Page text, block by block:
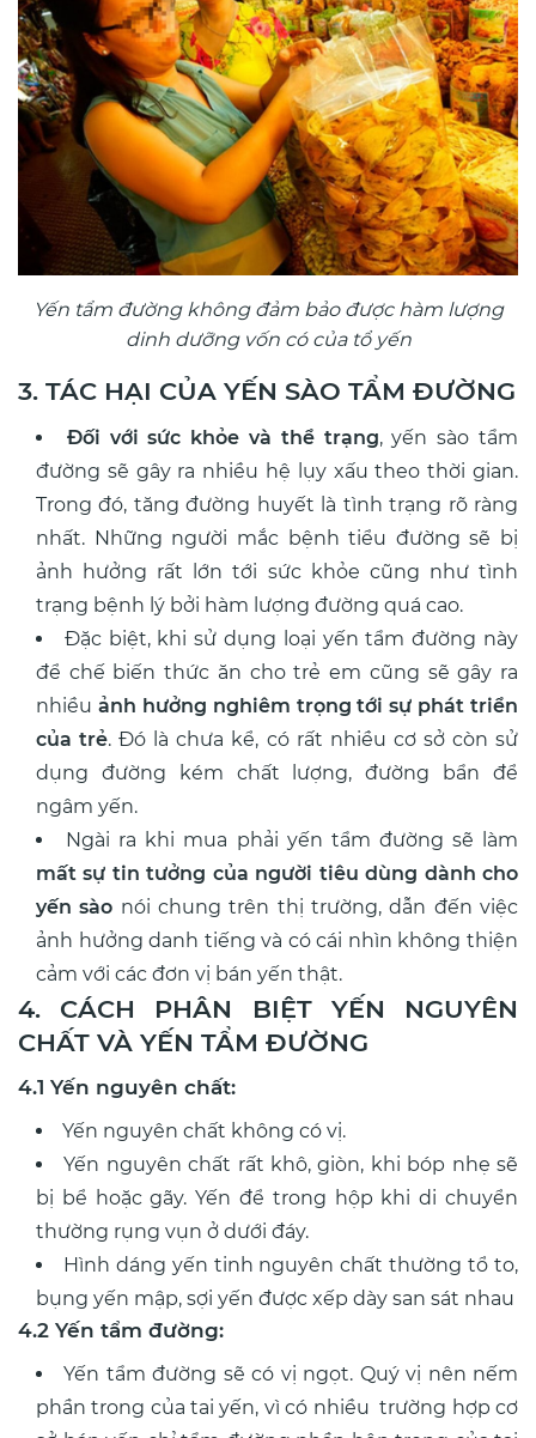
Yến tẩm đường không đảm bảo được hàm lượng
dinh dưỡng vốn có của tổ yến
3. TÁC HẠI CỦA YẾN SÀO TẨM ĐƯỜNG
Đối với sức khỏe và thể trạng, yến sào tẩm
đường sẽ gây ra nhiều hệ lụy xấu theo thời gian.
Trong đó, tăng đường huyết là tình trạng rõ ràng
nhất. Những người mắc bệnh tiểu đường sẽ bị
ảnh hưởng rất lớn tới sức khỏe cũng như tình
trạng bệnh lý bởi hàm lượng đường quá cao.
Đặc biệt, khi sử dụng loại yến tẩm đường này
để chế biến thức ăn cho trẻ em cũng sẽ gây ra
nhiều ảnh hưởng nghiêm trọng tới sự phát triển
của trẻ. Đó là chưa kể, có rất nhiều cơ sở còn sử
dụng đường kém chất lượng, đường bẩn để
ngâm yến.
Ngài ra khi mua phải yến tẩm đường sẽ làm
mất sự tin tưởng của người tiêu dùng dành cho
yến sào nói chung trên thị trường, dẫn đến việc
ảnh hưởng danh tiếng và có cái nhìn không thiện
cảm với các đơn vị bán yến thật.
4. CÁCH PHÂN BIỆT YẾN NGUYÊN
CHẤT VÀ YẾN TẨM ĐƯỜNG
4.1 Yến nguyên chất:
Yến nguyên chất không có vị.
Yến nguyên chất rất khô, giòn, khi bóp nhẹ sẽ
bị bể hoặc gãy. Yến để trong hộp khi di chuyển
thường rụng vụn ở dưới đáy.
Hình dáng yến tinh nguyên chất thường tổ to,
bụng yến mập, sợi yến được xếp dày san sát nhau
4.2 Yến tẩm đường:
Yến tẩm đường sẽ có vị ngọt. Quý vị nên nếm
phần trong của tai yến, vì có nhiều trường hợp cơ